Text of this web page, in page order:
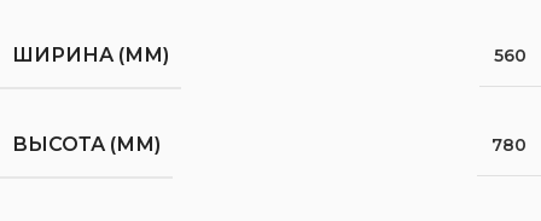
ШИРИНА (ММ) 560
ВЫСОТА (ММ) 780